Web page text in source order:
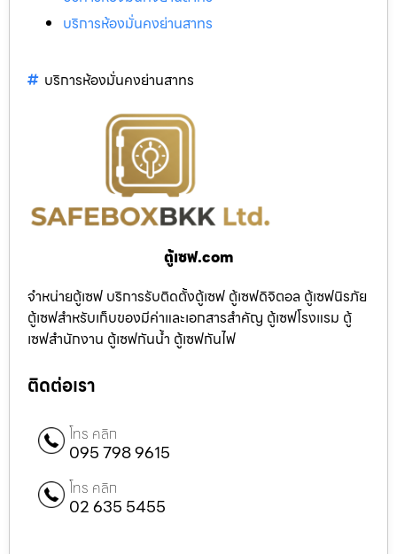
บริการห้องมั่นคงย่านสาทร
บริการห้องมั่นคงย่านสาทร
ตู้เซฟ.com
จำหน่ายตู้เซฟ บริการรับติดตั้งตู้เซฟ ตู้เซฟดิจิตอล ตู้เซฟนิรภัย
ตู้เซฟสำหรับเก็บของมีค่าและเอกสารสำคัญ ตู้เซฟโรงแรม ตู้
เซฟสำนักงาน ตู้เซฟกันน้ำ ตู้เซฟกันไฟ
ติดต่อเรา
โทร คลิก
095 798 9615
โทร คลิก
02 635 5455